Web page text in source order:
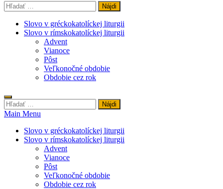
Hľadať:
Slovo v gréckokatolíckej liturgii
Slovo v rímskokatolíckej liturgii
Advent
Vianoce
Pôst
Veľkonočné obdobie
Obdobie cez rok
Hľadať:
Main Menu
Slovo v gréckokatolíckej liturgii
Slovo v rímskokatolíckej liturgii
Advent
Vianoce
Pôst
Veľkonočné obdobie
Obdobie cez rok